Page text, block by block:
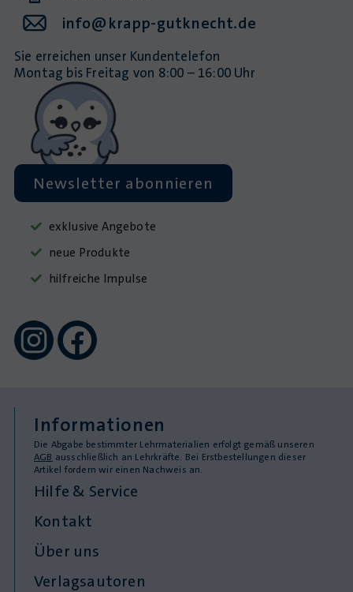
info@krapp-gutknecht.de
Sie erreichen unser Kundentelefon
Montag bis Freitag von 8:00 – 16:00 Uhr
Newsletter abonnieren
exklusive Angebote
neue Produkte
hilfreiche Impulse
Informationen
Die Abgabe bestimmter Lehrmaterialien erfolgt gemäß unseren
AGB ausschließlich an Lehrkräfte. Bei Erstbestellungen dieser
Artikel fordern wir einen Nachweis an.
Hilfe & Service
Kontakt
Über uns
Verlagsautoren